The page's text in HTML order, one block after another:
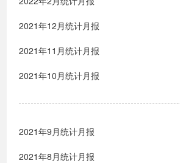
2021年12月统计月报
2021年11月统计月报
2021年10月统计月报
2021年9月统计月报
2021年8月统计月报